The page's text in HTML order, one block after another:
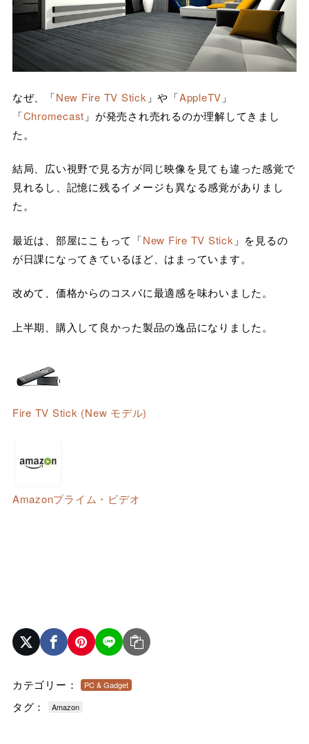
なぜ、「New Fire TV Stick 」や「AppleTV 」
「Chromecast 」が発売され売れるのか理解してきまし
た。
結局、広い視野で見る方が同じ映像を見ても違った感覚で
見れるし、記憶に残るイメージも異なる感覚がありまし
た。
最近は、部屋にこもって「New Fire TV Stick 」を見るの
が日課になってきているほど、はまっています。
改めて、価格からのコスパに最適感を味わいました。
上半期、購入して良かった製品の逸品になりました。
Fire TV Stick (New モデル)
Amazonプライム・ビデオ
カテゴリー： PC & Gadget
タグ： Amazon